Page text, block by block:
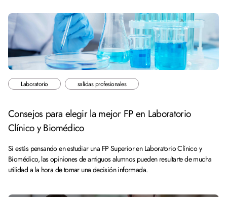
Laboratorio salidas profesionales
Consejos para elegir la mejor FP en Laboratorio
Clínico y Biomédico
Si estás pensando en estudiar una FP Superior en Laboratorio Clínico y
Biomédico, las opiniones de antiguos alumnos pueden resultarte de mucha
utilidad a la hora de tomar una decisión informada.